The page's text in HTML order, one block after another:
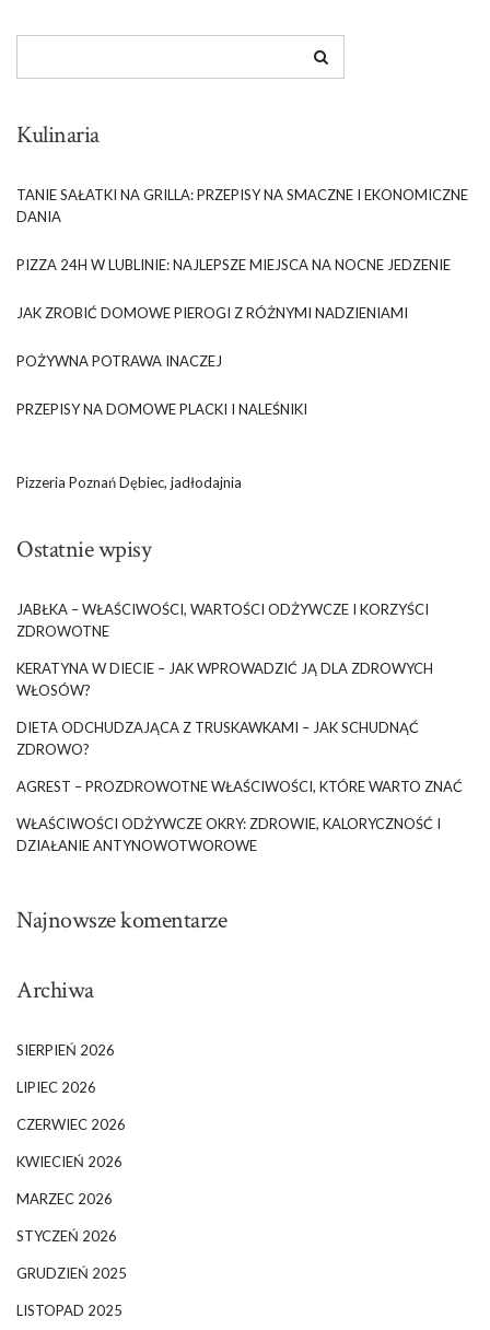
Kulinaria
TANIE SAŁATKI NA GRILLA: PRZEPISY NA SMACZNE I EKONOMICZNE
DANIA
PIZZA 24H W LUBLINIE: NAJLEPSZE MIEJSCA NA NOCNE JEDZENIE
JAK ZROBIĆ DOMOWE PIEROGI Z RÓŻNYMI NADZIENIAMI
POŻYWNA POTRAWA INACZEJ
PRZEPISY NA DOMOWE PLACKI I NALEŚNIKI
Pizzeria Poznań Dębiec, jadłodajnia
Ostatnie wpisy
JABŁKA – WŁAŚCIWOŚCI, WARTOŚCI ODŻYWCZE I KORZYŚCI
ZDROWOTNE
KERATYNA W DIECIE – JAK WPROWADZIĆ JĄ DLA ZDROWYCH
WŁOSÓW?
DIETA ODCHUDZAJĄCA Z TRUSKAWKAMI – JAK SCHUDNĄĆ
ZDROWO?
AGREST – PROZDROWOTNE WŁAŚCIWOŚCI, KTÓRE WARTO ZNAĆ
WŁAŚCIWOŚCI ODŻYWCZE OKRY: ZDROWIE, KALORYCZNOŚĆ I
DZIAŁANIE ANTYNOWOTWOROWE
Najnowsze komentarze
Archiwa
SIERPIEŃ 2026
LIPIEC 2026
CZERWIEC 2026
KWIECIEŃ 2026
MARZEC 2026
STYCZEŃ 2026
GRUDZIEŃ 2025
LISTOPAD 2025